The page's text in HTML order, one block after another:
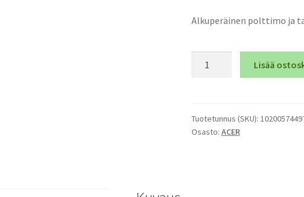
Alkuperäinen polttimo ja
polttimo
ja
Lisää
Tuotetunnus (SKU):
Osasto: ACER